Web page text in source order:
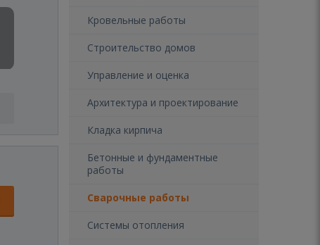
Кровельные работы
Строительство домов
Управление и оценка
Архитектура и проектирование
Кладка кирпича
Бетонные и фундаментные
работы
Сварочные работы
Системы отопления